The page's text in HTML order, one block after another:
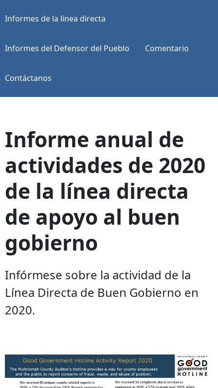
Informes de la línea directa
Informes del Defensor del Pueblo Comentario
Contáctanos
Informe anual de
actividades de 2020
de la línea directa
de apoyo al buen
gobierno
Infórmese sobre la actividad de la
Línea Directa de Buen Gobierno en
2020.